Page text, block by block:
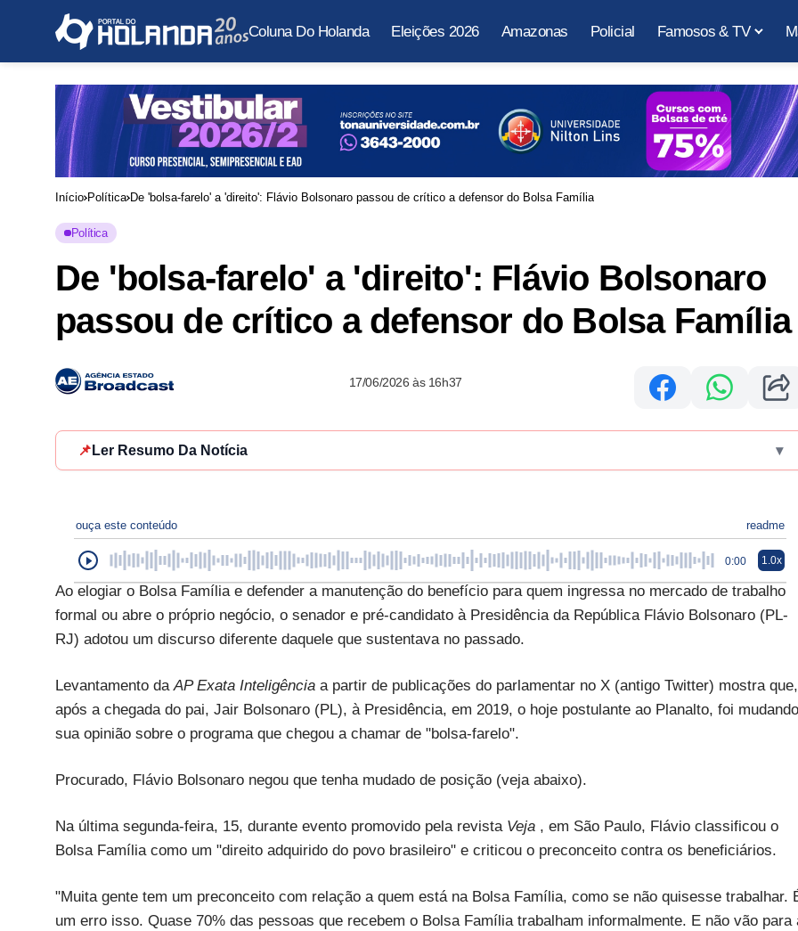
Coluna Do Holanda Eleições 2026 Amazonas Policial Famosos & TV
Início Política De 'bolsa-farelo' a 'direito': Flávio Bolsonaro passou de crítico a defensor do Bolsa Família
Política
De 'bolsa-farelo' a 'direito': Flávio Bolsonaro
passou de crítico a defensor do Bolsa Família
17/06/2026 às 16h37
📌 Ler Resumo Da Notícia ▾
ouça este conteúdo readme
0:00 1.0x
Ao elogiar o Bolsa Família e defender a manutenção do benefício para quem ingressa no mercado de trabalho
formal ou abre o próprio negócio, o senador e pré-candidato à Presidência da República Flávio Bolsonaro (PL-
RJ) adotou um discurso diferente daquele que sustentava no passado.
Levantamento daAP Exata Inteligência a partir de publicações do parlamentar no X (antigo Twitter) mostra que,
após a chegada do pai, Jair Bolsonaro (PL), à Presidência, em 2019, o hoje postulante ao Planalto, foi mudando
sua opinião sobre o programa que chegou a chamar de "bolsa-farelo".
Procurado, Flávio Bolsonaro negou que tenha mudado de posição (veja abaixo).
Na última segunda-feira, 15, durante evento promovido pela revista Veja , em São Paulo, Flávio classificou o
Bolsa Família como um "direito adquirido do povo brasileiro" e criticou o preconceito contra os beneficiários.
"Muita gente tem um preconceito com relação a quem está na Bolsa Família, como se não quisesse trabalhar.
um erro isso. Quase 70% das pessoas que recebem o Bolsa Família trabalham informalmente. E não vão para